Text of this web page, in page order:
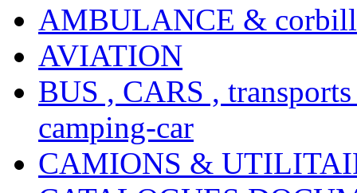
AMBULANCE &
AVIATION
BUS , CARS ,
camping-car
CAMIONS &